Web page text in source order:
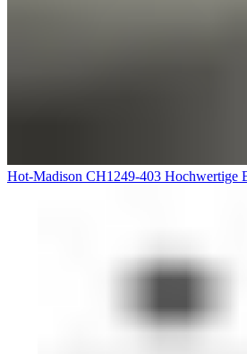
Hot-Madison CH1249-403 Hochwertige